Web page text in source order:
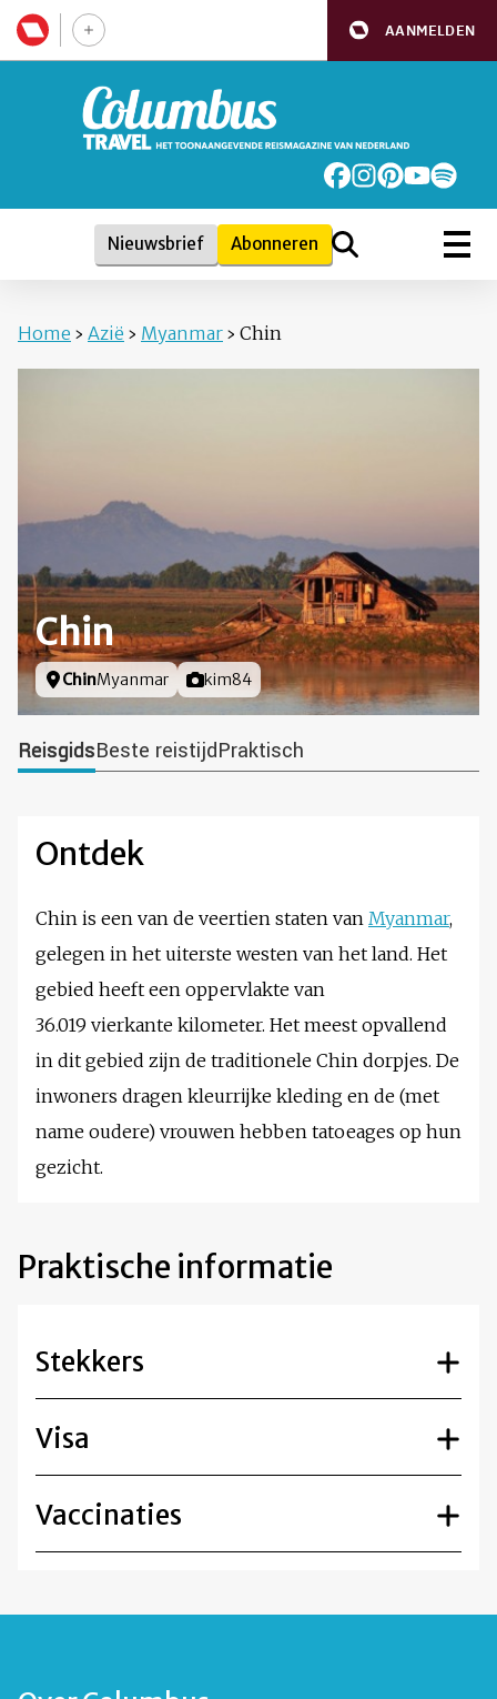
AANMELDEN
Nieuwsbrief Abonneren
Home › Azië › Myanmar › Chin
Chin
Locatie
ChinMyanmar Foto door
kim84
ReisgidsBeste reistijdPraktisch
Ontdek
Chin is een van de veertien staten van Myanmar,
gelegen in het uiterste westen van het land. Het
gebied heeft een oppervlakte van
36.019 vierkante kilometer. Het meest opvallend
in dit gebied zijn de traditionele Chin dorpjes. De
inwoners dragen kleurrijke kleding en de (met
name oudere) vrouwen hebben tatoeages op hun
gezicht.
Praktische informatie
Stekkers
Visa
Vaccinaties